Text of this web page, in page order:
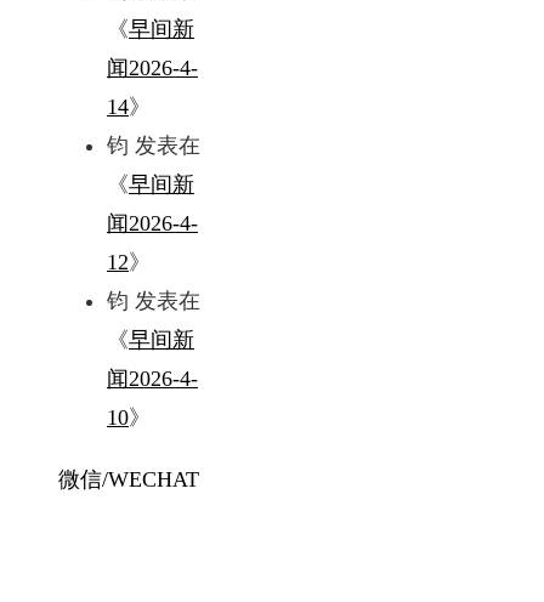
《早间新
闻2026-4-
14》
钧 发表在
《早间新
闻2026-4-
12》
钧 发表在
《早间新
闻2026-4-
10》
微信/WECHAT